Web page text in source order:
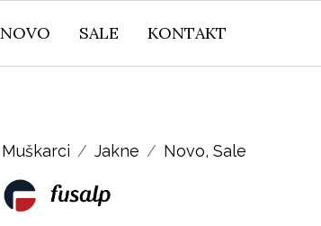
NOVO SALE KONTAKT
Muškarci Jakne Novo, Sale